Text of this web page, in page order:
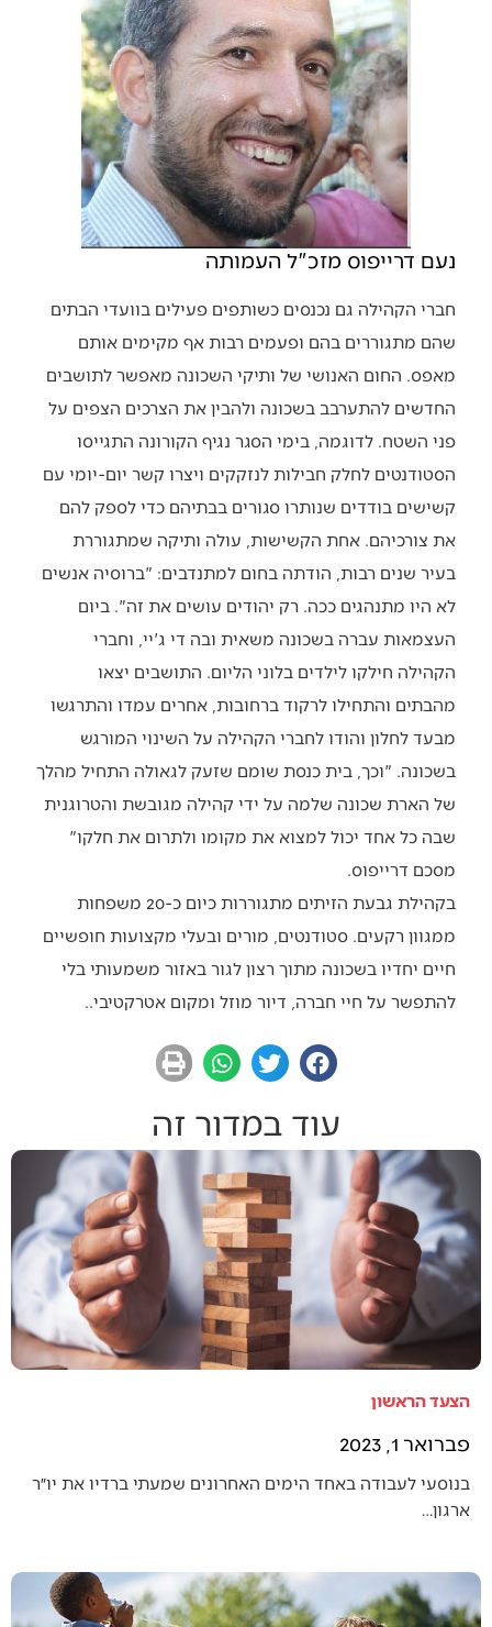
נעם דרייפוס מזכ"ל העמותה
חברי הקהילה גם נכנסים כשותפים פעילים בוועדי הבתים
שהם מתגוררים בהם ופעמים רבות אף מקימים אותם
מאפס. החום האנושי של ותיקי השכונה מאפשר לתושבים
החדשים להתערבב בשכונה ולהבין את הצרכים הצפים על
פני השטח. לדוגמה, בימי הסגר נגיף הקורונה התגייסו
הסטודנטים לחלק חבילות לנזקקים ויצרו קשר יום-יומי עם
קשישים בודדים שנותרו סגורים בבתיהם כדי לספק להם
את צורכיהם. אחת הקשישות, עולה ותיקה שמתגוררת
בעיר שנים רבות, הודתה בחום למתנדבים: "ברוסיה אנשים
לא היו מתנהגים ככה. רק יהודים עושים את זה". ביום
העצמאות עברה בשכונה משאית ובה די ג'יי, וחברי
הקהילה חילקו לילדים בלוני הליום. התושבים יצאו
מהבתים והתחילו לרקוד ברחובות, אחרים עמדו והתרגשו
מבעד לחלון והודו לחברי הקהילה על השינוי המורגש
בשכונה. "וכך, בית כנסת שומם שזעק לגאולה התחיל מהלך
של הארת שכונה שלמה על ידי קהילה מגובשת והטרוגנית
שבה כל אחד יכול למצוא את מקומו ולתרום את חלקו"
מסכם דרייפוס.
בקהילת גבעת הזיתים מתגוררות כיום כ-20 משפחות
ממגוון רקעים. סטודנטים, מורים ובעלי מקצועות חופשיים
חיים יחדיו בשכונה מתוך רצון לגור באזור משמעותי בלי
להתפשר על חיי חברה, דיור מוזל ומקום אטרקטיבי..
עוד במדור זה
הצעד הראשון
פברואר 1, 2023
בנוסעי לעבודה באחד הימים האחרונים שמעתי ברדיו את יו״ר
ארגון…